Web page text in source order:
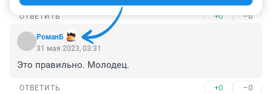
ОТВЕТИТЬ +0 –0
РоманБ
31 мая 2023, 03:31
Это правильно. Молодец.
ОТВЕТИТЬ +0 –0